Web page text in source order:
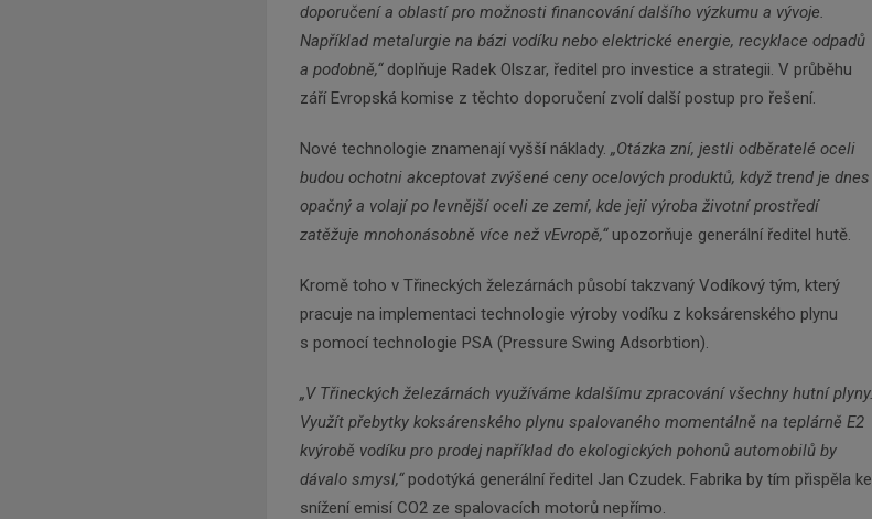
doporučení a oblastí pro možnosti financování dalšího výzkumu a vývoje.
Například metalurgie na bázi vodíku nebo elektrické energie, recyklace odpadů
a podobně,“doplňuje Radek Olszar, ředitel pro investice a strategii. V průběhu
září Evropská komise z těchto doporučení zvolí další postup pro řešení.
Nové technologie znamenají vyšší náklady. „Otázka zní, jestli odběratelé oceli
budou ochotni akceptovat zvýšené ceny ocelových produktů, když trend je dnes
opačný a volají po levnější oceli ze zemí, kde její výroba životní prostředí
zatěžuje mnohonásobně více než vEvropě,“upozorňuje generální ředitel hutě.
Kromě toho v Třineckých železárnách působí takzvaný Vodíkový tým, který
pracuje na implementaci technologie výroby vodíku z koksárenského plynu
s pomocí technologie PSA (Pressure Swing Adsorbtion).
„V Třineckých železárnách využíváme kdalšímu zpracování všechny hutní plyny.
Využít přebytky koksárenského plynu spalovaného momentálně na teplárně E2
kvýrobě vodíku pro prodej například do ekologických pohonů automobilů by
dávalo smysl,“podotýká generální ředitel Jan Czudek. Fabrika by tím přispěla ke
snížení emisí CO2 ze spalovacích motorů nepřímo.